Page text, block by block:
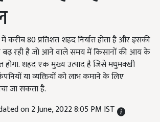
करीब 80 प्रतिशत शहद निर्यात होता है और इसकी
बढ़ रही है जो आने वाले समय में किसानों की आय के
होगा. शहद एक मुख्य उत्पाद है जिसे मधुमक्खी
या व्यक्तियों को लाभ कमाने के लिए
जा सकता है.
on 2 June, 2022 8:05 PM IST